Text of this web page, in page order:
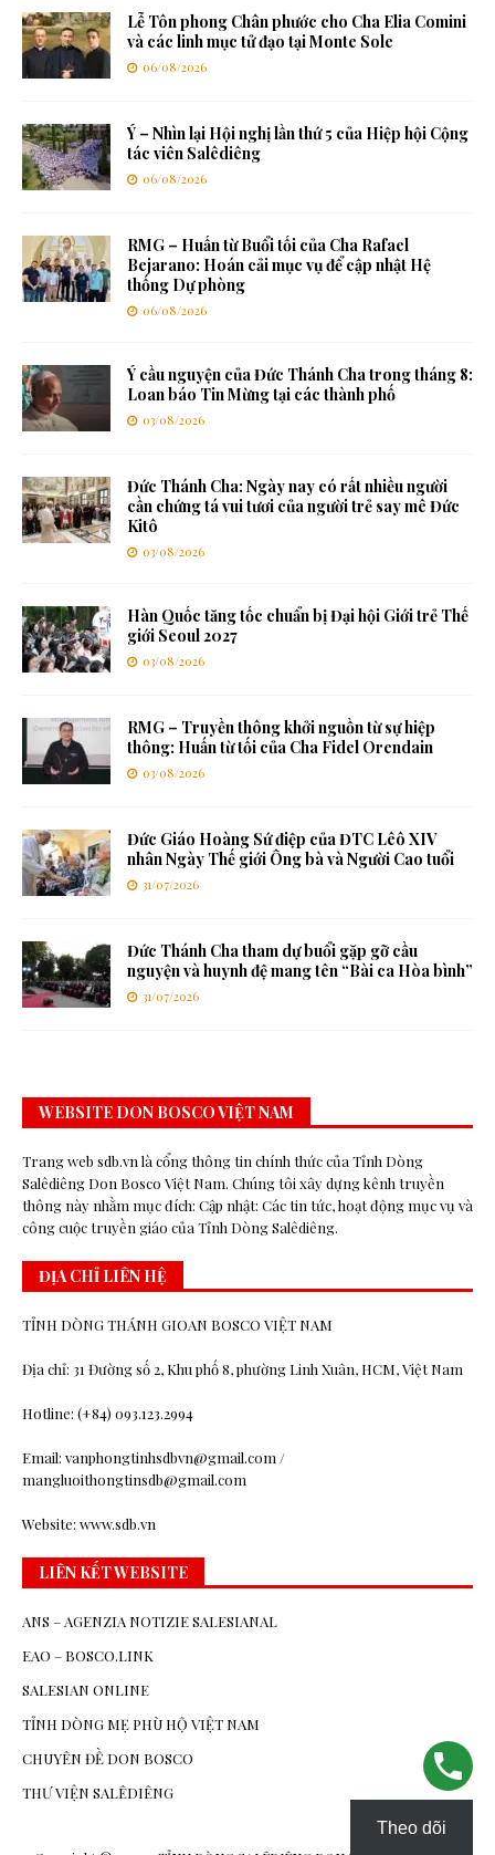
Lễ Tôn phong Chân phước cho Cha Elia Comini
và các linh mục tử đạo tại Monte Sole
06/08/2026
Ý – Nhìn lại Hội nghị lần thứ 5 của Hiệp hội Cộng
tác viên Salêdiêng
06/08/2026
RMG – Huấn từ Buổi tối của Cha Rafael
Bejarano: Hoán cải mục vụ để cập nhật Hệ
thống Dự phòng
06/08/2026
Ý cầu nguyện của Đức Thánh Cha trong tháng 8:
Loan báo Tin Mừng tại các thành phố
03/08/2026
Đức Thánh Cha: Ngày nay có rất nhiều người
cần chứng tá vui tươi của người trẻ say mê Đức
Kitô
03/08/2026
Hàn Quốc tăng tốc chuẩn bị Đại hội Giới trẻ Thế
giới Seoul 2027
03/08/2026
RMG – Truyền thông khởi nguồn từ sự hiệp
thông: Huấn từ tối của Cha Fidel Orendain
03/08/2026
Đức Giáo Hoàng Sứ điệp của ĐTC Lêô XIV
nhân Ngày Thế giới Ông bà và Người Cao tuổi
31/07/2026
Đức Thánh Cha tham dự buổi gặp gỡ cầu
nguyện và huynh đệ mang tên “Bài ca Hòa bình”
31/07/2026
WEBSITE DON BOSCO VIỆT NAM
Trang web sdb.vn là cổng thông tin chính thức của Tỉnh Dòng
Salêdiêng Don Bosco Việt Nam. Chúng tôi xây dựng kênh truyền
thông này nhằm mục đích: Cập nhật: Các tin tức, hoạt động mục vụ và
công cuộc truyền giáo của Tỉnh Dòng Salêdiêng.
ĐỊA CHỈ LIÊN HỆ
TỈNH DÒNG THÁNH GIOAN BOSCO VIỆT NAM
Địa chỉ: 31 Đường số 2, Khu phố 8, phường Linh Xuân, HCM, Việt Nam
Hotline: (+84) 093.123.2994
Email: vanphongtinhsdbvn@gmail.com /
mangluoithongtinsdb@gmail.com
Website: www.sdb.vn
LIÊN KẾT WEBSITE
ANS – AGENZIA NOTIZIE SALESIANAL
EAO – BOSCO.LINK
SALESIAN ONLINE
TỈNH DÒNG MẸ PHÙ HỘ VIỆT NAM
CHUYÊN ĐỀ DON BOSCO
THƯ VIỆN SALÊDIÊNG
Theo dõi